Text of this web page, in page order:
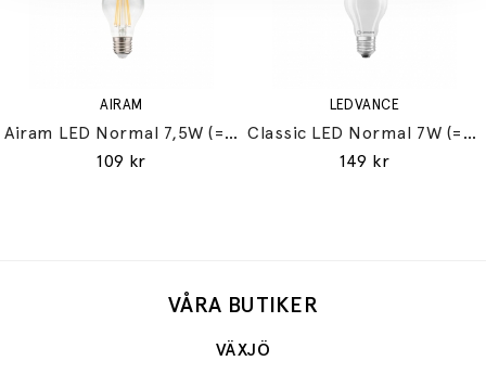
AIRAM
Airam LED Normal 7,5W (=60W) E27
109 kr
LEDVANCE
Classic LED Normal 7W (=60W) E27
149 kr
VÅRA BUTIKER
VÄXJÖ